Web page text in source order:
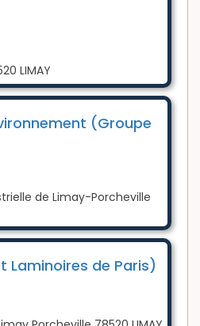
LIMAY
(Groupe
de Limay-Porcheville
Laminoires de Paris)